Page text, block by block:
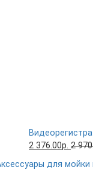
2 376.00р. 2
для мойки